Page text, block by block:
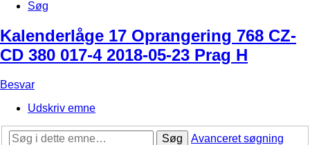
Søg
Kalenderlåge 17 Oprangering 768 CZ-
CD 380 017-4 2018-05-23 Prag H
Besvar
Udskriv emne
Søg
Avanceret søgning